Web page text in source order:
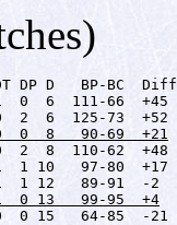
DP D   BP-BC  Diff
0  6  111-66  +45
0  8   90-69  +21
2  8  110-62  +48
10   97-80  +17
0 13   99-95  +4
0 15   64-85  -21